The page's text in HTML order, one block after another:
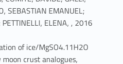
SEBASTIAN EMANUEL;
PETTINELLI, ELENA, , 2016
of ice/MgSO4.11H2O
crust analogues,